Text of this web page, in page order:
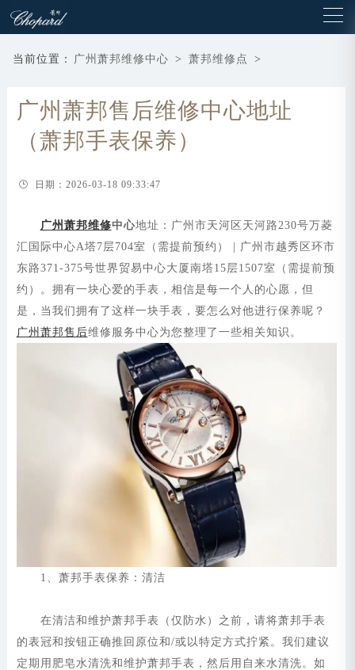
当前位置： 广州萧邦维修中心 > 萧邦维修点 >
广州萧邦售后维修中心地址
（萧邦手表保养）
日期：2026-03-18 09:33:47
广州萧邦维修中心地址：广州市天河区天河路230号万菱
汇国际中心A塔7层704室（需提前预约） | 广州市越秀区环市
东路371-375号世界贸易中心大厦南塔15层1507室（需提前预
约）。拥有一块心爱的手表，相信是每一个人的心愿，但
是，当我们拥有了这样一块手表，要怎么对他进行保养呢？
广州萧邦售后维修服务中心为您整理了一些相关知识。
1、萧邦手表保养：清洁
在清洁和维护萧邦手表（仅防水）之前，请将萧邦手表
的表冠和按钮正确推回原位和/或以特定方式拧紧。我们建议
定期用肥皂水清洗和维护萧邦手表，然后用自来水清洗。如